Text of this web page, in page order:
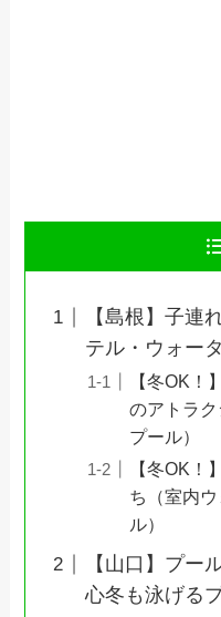
【島根】子連
テル・ウォー
【冬OK！
のアトラ
プール）
【冬OK！
ち（室内
ル）
【山口】プー
心冬も泳げる